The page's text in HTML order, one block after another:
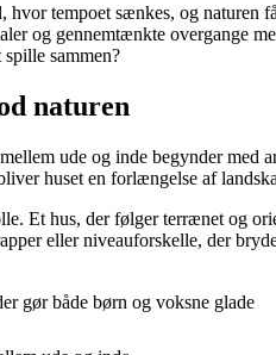
hvor tempoet sænkes, og
og gennemtænkte overgange
sammen?
naturen
ude og inde begynder med
huset en forlængelse af
Et hus, der følger terrænet og
eller niveauforskelle, der
gør både børn og voksne glade